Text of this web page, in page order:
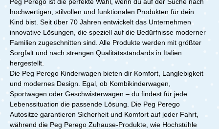
hochwertigen, stilvollen und funktionalen Produkten für dein
Kind bist. Seit über 70 Jahren entwickelt das Unternehmen
innovative Lösungen, die speziell auf die Bedürfnisse moderner
Familien zugeschnitten sind. Alle Produkte werden mit größter
Sorgfalt und nach strengen Qualitätsstandards in Italien
hergestellt.
Die Peg Perego Kinderwagen bieten dir Komfort, Langlebigkeit
und modernes Design. Egal, ob Kombikinderwagen,
Sportwagen oder Geschwisterwagen – du findest für jede
Lebenssituation die passende Lösung. Die Peg Perego
Autositze garantieren Sicherheit und Komfort auf jeder Fahrt,
während die Peg Perego Zuhause-Produkte, wie Hochstühle